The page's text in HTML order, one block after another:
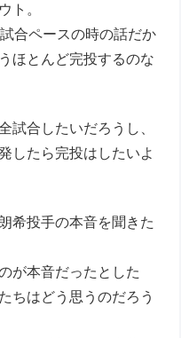
ト。
合ペースの時の話だか
ほとんど完投するのな
試合したいだろうし、
したら完投はしたいよ
希投手の本音を聞きた
が本音だったとした
ちはどう思うのだろう